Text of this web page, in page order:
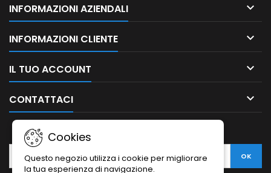
INFORMAZIONI AZIENDALI 
INFORMAZIONI CLIENTE 
IL TUO ACCOUNT 
CONTATTACI 
Cookies
Questo negozio utilizza i cookie per migliorare
la tua esperienza di navigazione.